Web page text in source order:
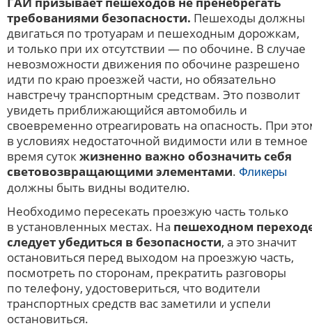
требованиями безопасности. Пешеходы должны
двигаться по тротуарам и пешеходным дорожкам,
и только при их отсутствии — по обочине. В случае
невозможности движения по обочине разрешено
идти по краю проезжей части, но обязательно
навстречу транспортным средствам. Это позволит
увидеть приближающийся автомобиль и
своевременно отреагировать на опасность. При
в условиях недостаточной видимости или в темное
время сутокжизненно важно обозначить себя
световозвращающими элементами. Фликеры
должны быть видны водителю.
Необходимо пересекать проезжую часть только
в установленных местах. На пешеходном
следует убедиться в безопасности, а это значит
остановиться перед выходом на проезжую часть,
посмотреть по сторонам, прекратить разговоры
по телефону, удостовериться, что водители
транспортных средств вас заметили и успели
остановиться.